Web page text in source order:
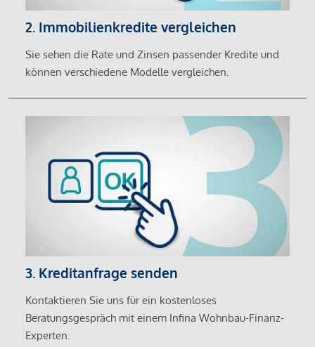
2. Immobilienkredite vergleichen
Sie sehen die Rate und Zinsen passender Kredite und
können verschiedene Modelle vergleichen.
3. Kreditanfrage senden
Kontaktieren Sie uns für ein kostenloses
Beratungsgespräch mit einem Infina Wohnbau-Finanz-
Experten.